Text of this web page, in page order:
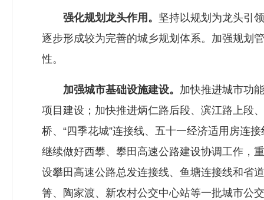
强化规划龙头作用。 坚持以规划为龙头引
逐步形成较为完善的城乡规划体系。加强规划
性。
加强城市基础设施建设。 加快推进城市功
项目建设；加快推进炳仁路后段、滨江路上段
桥、“四季花城”连接线、五十一经济适用房连
继续做好西攀、攀田高速公路建设协调工作
设攀田高速公路总发连接线、鱼塘连接线和省
箐、陶家渡、新农村公交中心站等一批城市公